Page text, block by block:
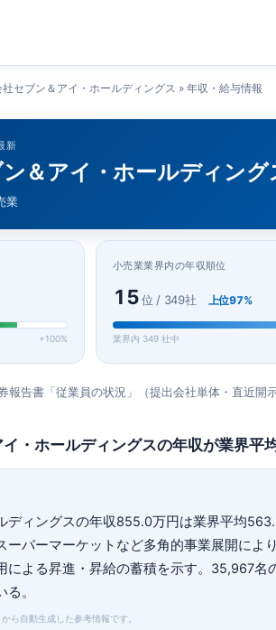
セブン＆アイ・ホールディングス » 年収・給与情報
新
＆アイ・ホールディング
業
+100%
小売業業界内の年収順位
15位 / 349社 上位97%
業界内 349 社中
報告書「従業員の状況」（提出会社単体・直近開
・ホールディングスの年収が業界平
ディングスの年収855.0万円は業界平均
ーパーマーケットなど多角的事業展開によ
による昇進・昇給の蓄積を示す。35,967
。
ら自動生成した参考情報です。